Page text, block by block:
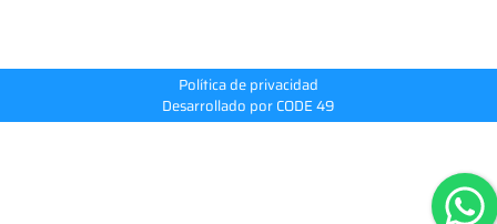
Política de privacidad
Desarrollado por CODE 49